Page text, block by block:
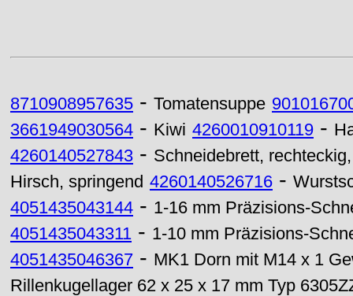
8710908957635 - Tomatensuppe
3661949030564 - Kiwi 4260010910119 -
4260140527843 - Schneidebrett,
Hirsch, springend 4260140526716 -
4051435043144 - 1-16 mm Präzisions-
4051435043311 - 1-10 mm Präzisions-
4051435046367 - MK1 Dorn mit M14 x 1
Rillenkugellager 62 x 25 x 17 mm Typ